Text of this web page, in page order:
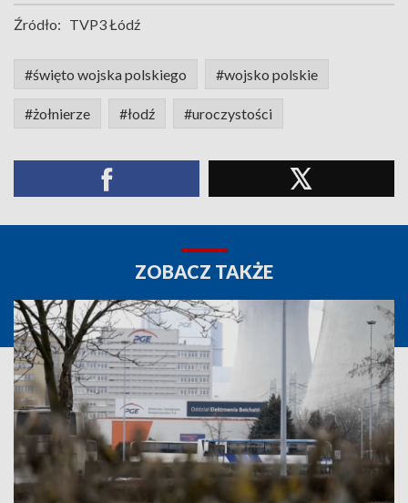
Źródło: TVP3 Łódź
#święto wojska polskiego #wojsko polskie
#żołnierze #łodź #uroczystości
ZOBACZ TAKŻE